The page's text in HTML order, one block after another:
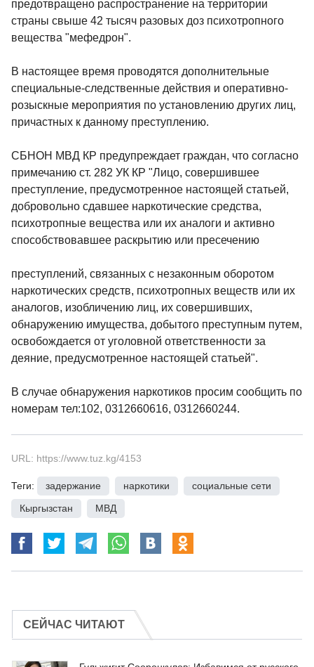
предотвращено распространение на территории
страны свыше 42 тысяч разовых доз психотропного
вещества "мефедрон".
В настоящее время проводятся дополнительные
специальные-следственные действия и оперативно-
розыскные мероприятия по установлению других лиц,
причастных к данному преступлению.
СБНОН МВД КР предупреждает граждан, что согласно
примечанию ст. 282 УК КР "Лицо, совершившее
преступление, предусмотренное настоящей статьей,
добровольно сдавшее наркотические средства,
психотропные вещества или их аналоги и активно
способствовавшее раскрытию или пресечению
преступлений, связанных с незаконным оборотом
наркотических средств, психотропных веществ или их
аналогов, изобличению лиц, их совершивших,
обнаружению имущества, добытого преступным путем,
освобождается от уголовной ответственности за
деяние, предусмотренное настоящей статьей".
В случае обнаружения наркотиков просим сообщить по
номерам тел:102, 0312660616, 0312660244.
URL: https://www.tuz.kg/4153
Теги: задержание наркотики социальные сети
Кыргызстан
МВД
СЕЙЧАС ЧИТАЮТ